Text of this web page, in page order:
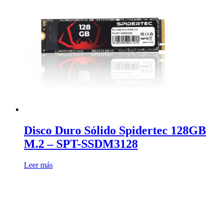
Disco Duro Sólido Spidertec 128GB
M.2 – SPT-SSDM3128
Leer más